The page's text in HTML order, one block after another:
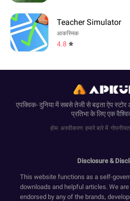
Teacher Simulator
आकस्मिक
4.8
एपक्विक- दुनिया में सबसे तेजी से बढ़ता ऐप स्टोर
प्रतिभा के लिए एक
होम अस्वीकरण हमारे बारे में
Disclosure &
This website functions as a self-
downloads and helpful articles. We
endorsed by any of the brands,